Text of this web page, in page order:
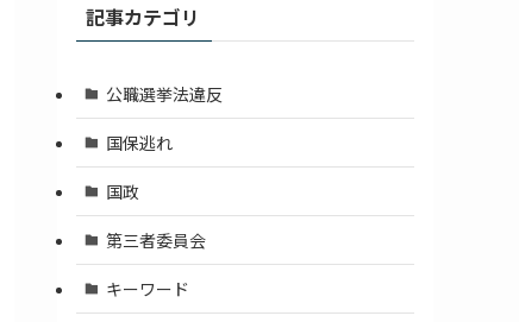
記事カテゴリ
公職選挙法違反
国保逃れ
国政
第三者委員会
キーワード